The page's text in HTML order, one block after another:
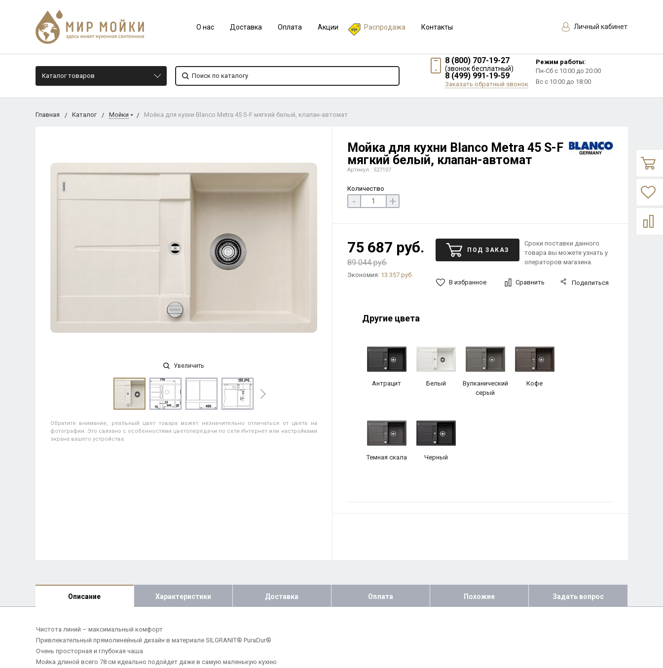
О нас Доставка Оплата Акции Распродажа Контакты Личный кабинет
Каталог товаров
8 (800) 707-19-27
(звонок бесплатный)
8 (499) 991-19-59
Заказать обратный звонок
Режим работы:
Пн-Сб с 10:00 до 20:00
Вс с 10:00 до 18:00
Главная Каталог Мойки Мойка для кухни Blanco Metra 45 S-F мягкий белый, клапан-автомат
Увеличить
Обратите внимание, реальный цвет товара может незначительно отличаться от цвета на
фотографии. Это связано с особенностями цветопередачи по сети Интернет или настройками
экрана вашего устройства.
Мойка для кухни Blanco Metra 45 S-F
мягкий белый, клапан-автомат
Артикул : 527107
Количество
- +
75 687 руб.
89 044 руб.
Экономия: 13 357 руб.
ПОД ЗАКАЗ
Сроки поставки данного
товара вы можете узнать у
операторов магазина.
В избранное Сравнить Поделиться
Другие цвета
Антрацит Белый
Вулканический
серый
Кофе
Темная скала Черный
Описание Характеристики Доставка Оплата Похожие Задать вопрос
Чистота линий – максимальный комфорт
Привлекательный прямолинейный дизайн в материале SILGRANIT® PuraDur®
Очень просторная и глубокая чаша
Мойка длиной всего 78 см идеально подойдет даже в самую маленькую кухню